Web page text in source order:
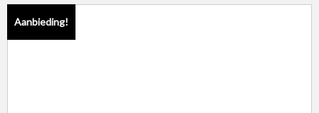
Aanbieding!